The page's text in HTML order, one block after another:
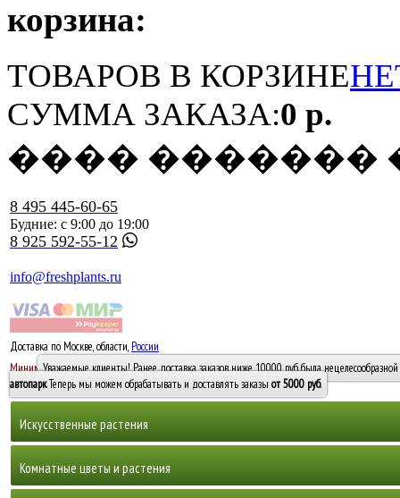
корзина:
ТОВАРОВ В КОРЗИНЕ
СУММА ЗАКАЗА:0 р.
���� �������
8 495 445-60-65
Будние: с 9:00 до 19:00
8 925 592-55-12
info@freshplants.ru
Доставка по Москве, области, России
Минимальный заказ -10 0005000 руб.
Уважаемые клиенты! Ранее доставка заказов ниже 10000 руб. была
автопарк. Теперь мы можем обрабатывать и доставлять заказы от 5000 руб.
Искусственные растения
Горшечные растения, кусты и мох
Комнатные цветы и растения